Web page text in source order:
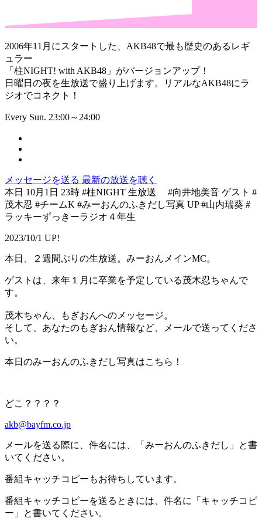
2006年11月にスタートした、AKB48で最も歴史のあるレギ
ュラー
「柱NIGHT! with AKB48」がバージョンアップ！
日曜日の夜を生放送で盛り上げます。リアルなAKB48にラ
ジオでコネクト！
Every Sun. 23:00～24:00
メッセージを送る 最新の放送を聴く
本日 10月1日 23時 #柱NIGHT 生放送 #向井地美音 ゲスト #
茂木忍 #チームK #みーおんのふきだし写真 UP #山内瑞葵 #
ラッキーずっきーラジオ４年生
2023/10/1 UP!
本日、２週間ぶりの生放送。みーおんメインMC。
ゲストは、来年１月に卒業を予定している茂木忍ちゃんで
す。
茂木ちゃん、もぎおんへのメッセージ。
そして、あなたのもぎおん情報など、メールで送ってくださ
い。
本日のみーおんのふきだし写真はこちら！
どこ？？？？
akb@bayfm.co.jp
メールを送る際に、件名には、「みーおんのふきだし」と書
いてください。
番組キャッチコピーもお待ちしています。
番組キャッチコピーを送るときには、件名に「キャッチコピ
ー」と書いてください。